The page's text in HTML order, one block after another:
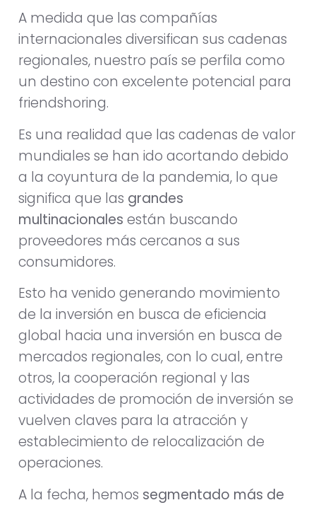
A medida que las compañías
internacionales diversifican sus cadenas
regionales, nuestro país se perfila como
un destino con excelente potencial para
friendshoring.
Es una realidad que las cadenas de valor
mundiales se han ido acortando debido
a la coyuntura de la pandemia, lo que
significa que las grandes
multinacionales están buscando
proveedores más cercanos a sus
consumidores.
Esto ha venido generando movimiento
de la inversión en busca de eficiencia
global hacia una inversión en busca de
mercados regionales, con lo cual, entre
otros, la cooperación regional y las
actividades de promoción de inversión se
vuelven claves para la atracción y
establecimiento de relocalización de
operaciones.
A la fecha, hemos segmentado más de